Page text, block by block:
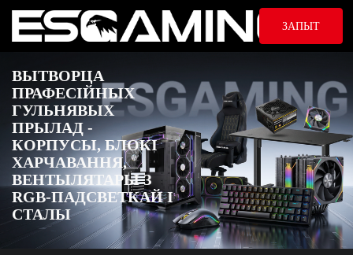
ЗАПЫТ
ВЫТВОРЦА
ПРАФЕСІЙНЫХ
ГУЛЬНЯВЫХ
ПРЫЛАД -
КОРПУСЫ, БЛОКІ
ХАРЧАВАННЯ,
ВЕНТЫЛЯТАРЫ З
RGB-ПАДСВЕТКАЙ І
СТАЛЫ